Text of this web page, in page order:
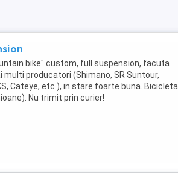
bike" custom, full suspension, facuta
multi producatori (Shimano, SR Suntour,
Cateye, etc.), in stare foarte buna. Bicicleta
Nu trimit prin curier!